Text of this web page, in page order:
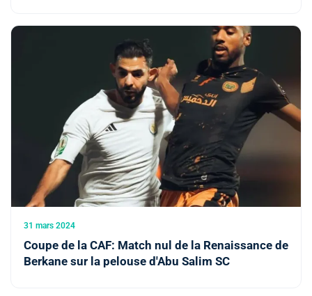
31 mars 2024
Coupe de la CAF: Match nul de la Renaissance de
Berkane sur la pelouse d'Abu Salim SC